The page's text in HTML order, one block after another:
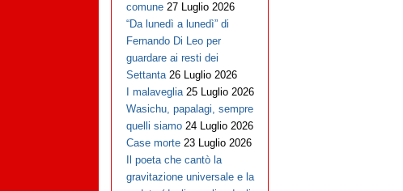
comune 27 Luglio 2026
“Da lunedì a lunedì” di
Fernando Di Leo per
guardare ai resti dei
Settanta 26 Luglio 2026
I malaveglia 25 Luglio 2026
Wasichu, papalagi, sempre
quelli siamo 24 Luglio 2026
Case morte 23 Luglio 2026
Il poeta che cantò la
gravitazione universale e la